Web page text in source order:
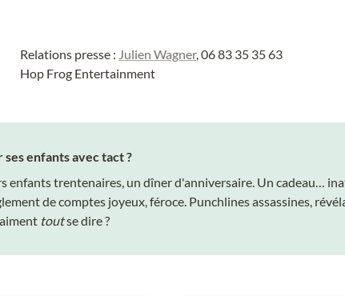
Relations presse : Julien Wagner, 06 83 35 35 63
Hop Frog Entertainment
enfants avec tact ?
enfants trentenaires, un dîner d'anniversaire. Un cadeau…
de comptes joyeux, féroce. Punchlines assassines,
tout se dire ?